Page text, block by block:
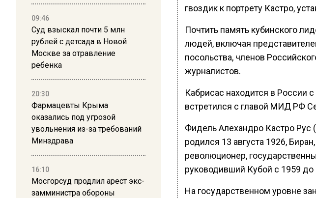
09:46
Суд взыскал почти 5 млн
рублей с детсада в Новой
Москве за отравление
ребенка
20:30
Фармацевты Крыма
оказались под угрозой
увольнения из-за требований
Минздрава
16:10
Мосгорсуд продлил арест экс-
замминистра обороны
гвоздик к портрету Кастро,
Почтить память кубинского
людей, включая
посольства, членов
журналистов.
Кабрисас находится в России
встретился с главой МИД РФ
Фидель Алехандро Кастро Рус
родился 13 августа 1926,
революционер,
руководивший Кубой с 1959 до
На государственном уровне